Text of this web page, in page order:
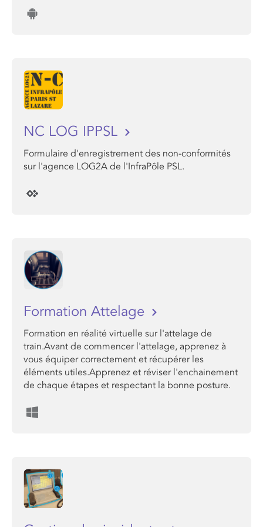
NC LOG IPPSL
Formulaire d'enregistrement des non-conformités
sur l'agence LOG2A de l'InfraPôle PSL.
Formation Attelage
Formation en réalité virtuelle sur l'attelage de
train.Avant de commencer l'attelage, apprenez à
vous équiper correctement et récupérer les
éléments utiles.Apprenez et réviser l'enchainement
de chaque étapes et respectant la bonne posture.